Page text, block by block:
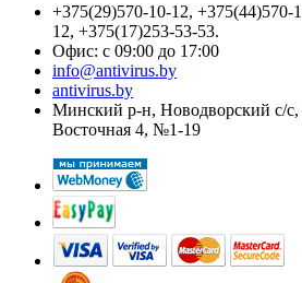
+375(29)570-10-12, +375(44)570-
12, +375(17)253-53-53.
Офис: с 09:00 до 17:00
info@antivirus.by
antivirus.by
Минский р-н, Новодворский с/с,
Восточная 4, №1-19